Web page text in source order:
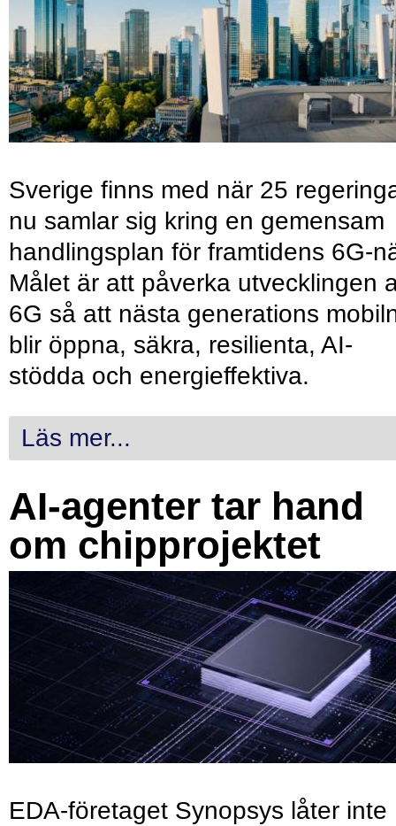
Sverige finns med när 25
nu samlar sig kring en gemensam
handlingsplan för framtidens 6G-
Målet är att påverka utvecklingen
6G så att nästa generations
blir öppna, säkra, resilienta, AI-
stödda och energieffektiva.
Läs mer...
AI-agenter tar hand
om chipprojektet
EDA-företaget Synopsys låter inte